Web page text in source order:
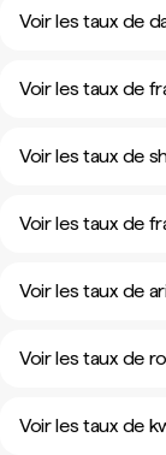
Voir les taux de
Voir les taux de
Voir les taux de
Voir les taux de
Voir les taux de
Voir les taux de
Voir les taux de